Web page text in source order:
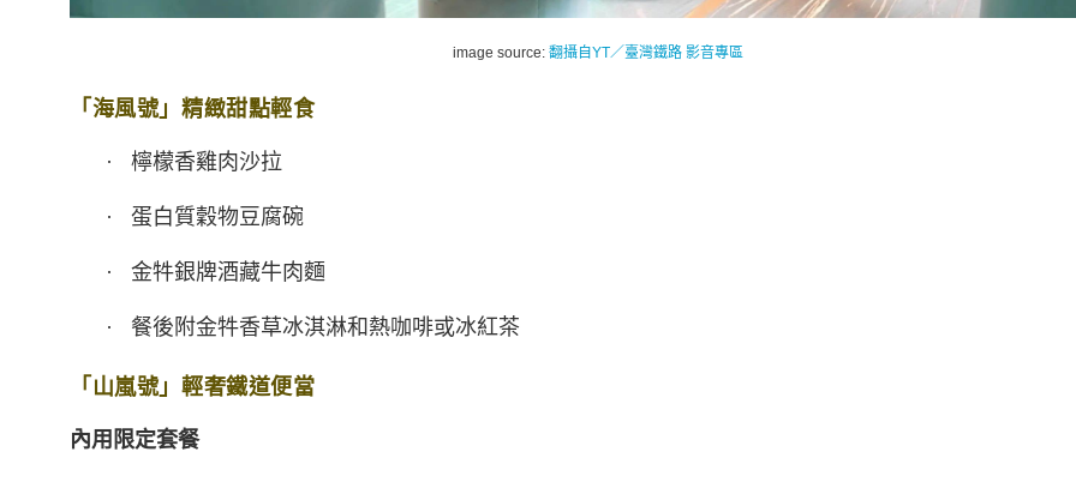
image source: 翻攝自YT／臺灣鐵路 影音專區
「海風號」精緻甜點輕食
· 檸檬香雞肉沙拉
· 蛋白質穀物豆腐碗
· 金牪銀牌酒藏牛肉麵
· 餐後附金牪香草冰淇淋和熱咖啡或冰紅茶
「山嵐號」輕奢鐵道便當
內用限定套餐